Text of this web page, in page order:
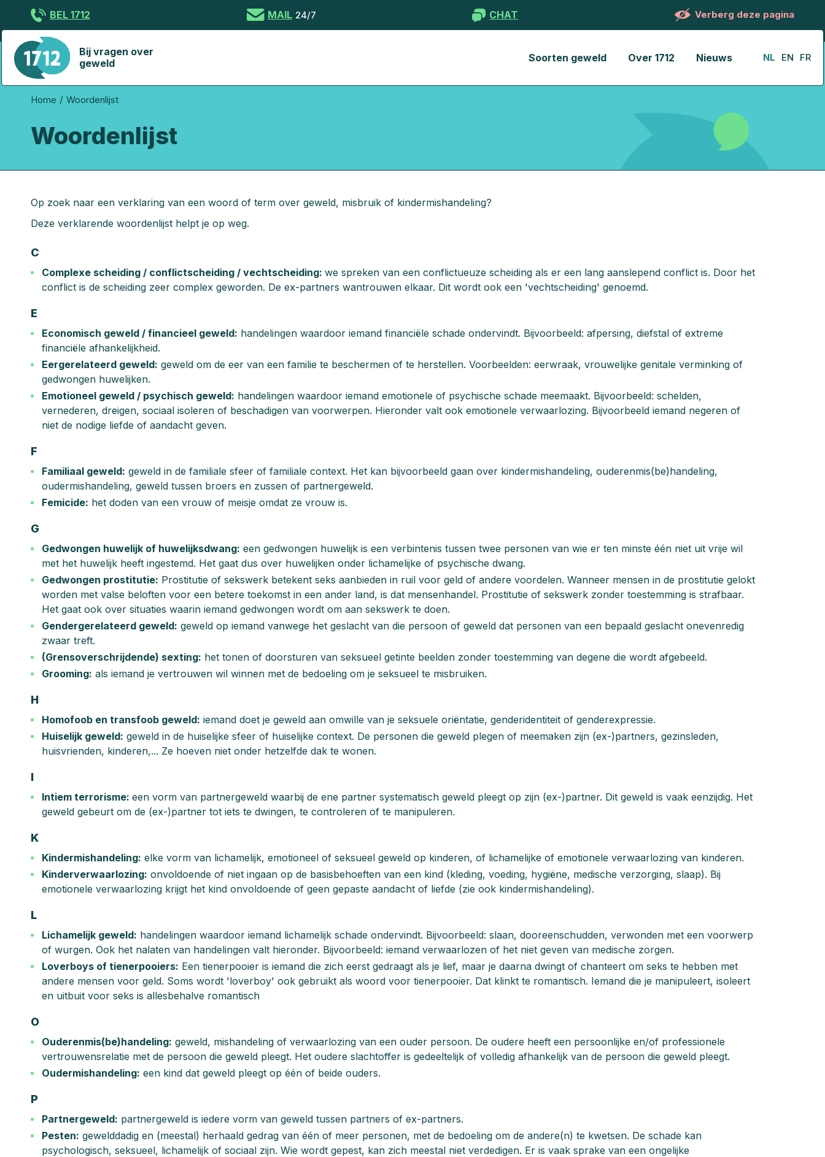
Overslaan
inhoud
gaan
BEL 1712 MAIL 24/7 CHAT Verberg deze pagina
Bij vragen over
geweld
Soorten geweld Over 1712 Nieuws NL EN FR
Home Woordenlijst
Woordenlijst
Op zoek naar een verklaring van een woord of term over geweld, misbruik of kindermishandeling?
Deze verklarende woordenlijst helpt je op weg.
C
Complexe scheiding / conflictscheiding / vechtscheiding: we spreken van een conflictueuze scheiding als er een lang aanslepend conflict is. Door het
conflict is de scheiding zeer complex geworden. De ex-partners wantrouwen elkaar. Dit wordt ook een 'vechtscheiding' genoemd.
E
Economisch geweld / financieel geweld: handelingen waardoor iemand financiële schade ondervindt. Bijvoorbeeld: afpersing, diefstal of extreme
financiële afhankelijkheid.
Eergerelateerd geweld: geweld om de eer van een familie te beschermen of te herstellen. Voorbeelden: eerwraak, vrouwelijke genitale verminking of
gedwongen huwelijken.
Emotioneel geweld / psychisch geweld: handelingen waardoor iemand emotionele of psychische schade meemaakt. Bijvoorbeeld: schelden,
vernederen, dreigen, sociaal isoleren of beschadigen van voorwerpen. Hieronder valt ook emotionele verwaarlozing. Bijvoorbeeld iemand negeren of
niet de nodige liefde of aandacht geven.
F
Familiaal geweld: geweld in de familiale sfeer of familiale context. Het kan bijvoorbeeld gaan over kindermishandeling, ouderenmis(be)handeling,
oudermishandeling, geweld tussen broers en zussen of partnergeweld.
Femicide: het doden van een vrouw of meisje omdat ze vrouw is.
G
Gedwongen huwelijk of huwelijksdwang: een gedwongen huwelijk is een verbintenis tussen twee personen van wie er ten minste één niet uit vrije wil
met het huwelijk heeft ingestemd. Het gaat dus over huwelijken onder lichamelijke of psychische dwang.
Gedwongen prostitutie: Prostitutie of sekswerk betekent seks aanbieden in ruil voor geld of andere voordelen. Wanneer mensen in de prostitutie gelokt
worden met valse beloften voor een betere toekomst in een ander land, is dat mensenhandel. Prostitutie of sekswerk zonder toestemming is strafbaar.
Het gaat ook over situaties waarin iemand gedwongen wordt om aan sekswerk te doen.
Gendergerelateerd geweld: geweld op iemand vanwege het geslacht van die persoon of geweld dat personen van een bepaald geslacht onevenredig
zwaar treft.
(Grensoverschrijdende) sexting: het tonen of doorsturen van seksueel getinte beelden zonder toestemming van degene die wordt afgebeeld.
Grooming: als iemand je vertrouwen wil winnen met de bedoeling om je seksueel te misbruiken.
H
Homofoob en transfoob geweld: iemand doet je geweld aan omwille van je seksuele oriëntatie, genderidentiteit of genderexpressie.
Huiselijk geweld: geweld in de huiselijke sfeer of huiselijke context. De personen die geweld plegen of meemaken zijn (ex-)partners, gezinsleden,
huisvrienden, kinderen,... Ze hoeven niet onder hetzelfde dak te wonen.
I
Intiem terrorisme: een vorm van partnergeweld waarbij de ene partner systematisch geweld pleegt op zijn (ex-)partner. Dit geweld is vaak eenzijdig. Het
geweld gebeurt om de (ex-)partner tot iets te dwingen, te controleren of te manipuleren.
K
Kindermishandeling: elke vorm van lichamelijk, emotioneel of seksueel geweld op kinderen, of lichamelijke of emotionele verwaarlozing van kinderen.
Kinderverwaarlozing: onvoldoende of niet ingaan op de basisbehoeften van een kind (kleding, voeding, hygiëne, medische verzorging, slaap). Bij
emotionele verwaarlozing krijgt het kind onvoldoende of geen gepaste aandacht of liefde (zie ook kindermishandeling).
L
Lichamelijk geweld: handelingen waardoor iemand lichamelijk schade ondervindt. Bijvoorbeeld: slaan, dooreenschudden, verwonden met een voorwerp
of wurgen. Ook het nalaten van handelingen valt hieronder. Bijvoorbeeld: iemand verwaarlozen of het niet geven van medische zorgen.
Loverboys of tienerpooiers: Een tienerpooier is iemand die zich eerst gedraagt als je lief, maar je daarna dwingt of chanteert om seks te hebben met
andere mensen voor geld. Soms wordt 'loverboy' ook gebruikt als woord voor tienerpooier. Dat klinkt te romantisch. Iemand die je manipuleert, isoleert
en uitbuit voor seks is allesbehalve romantisch
O
Ouderenmis(be)handeling: geweld, mishandeling of verwaarlozing van een ouder persoon. De oudere heeft een persoonlijke en/of professionele
vertrouwensrelatie met de persoon die geweld pleegt. Het oudere slachtoffer is gedeeltelijk of volledig afhankelijk van de persoon die geweld pleegt.
Oudermishandeling: een kind dat geweld pleegt op één of beide ouders.
P
Partnergeweld: partnergeweld is iedere vorm van geweld tussen partners of ex-partners.
Pesten: gewelddadig en (meestal) herhaald gedrag van één of meer personen, met de bedoeling om de andere(n) te kwetsen. De schade kan
psychologisch, seksueel, lichamelijk of sociaal zijn. Wie wordt gepest, kan zich meestal niet verdedigen. Er is vaak sprake van een ongelijke